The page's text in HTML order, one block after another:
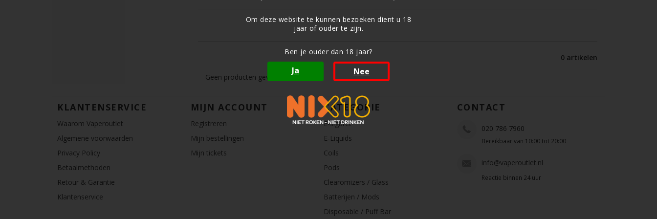
Om deze website te kunnen bezoeken dient u 18
jaar of ouder te zijn.
Ben je ouder dan 18 jaar?
Ja Nee
0 artikelen
Geen producten gevonden!...
KLANTENSERVICE
Waarom Vaperoutlet
Algemene voorwaarden
Privacy Policy
Betaalmethoden
Retour & Garantie
Klantenservice
MIJN ACCOUNT
Registreren
Mijn bestellingen
Mijn tickets
CATEGORIE
E-sigaret
E-Liquids
Coils
Pods
Clearomizers / Glass
Batterijen / Mods
Disposable / Puff Bar
CONTACT
020 786 7960
Bereikbaar van 10:00 tot 20:00
info@vaperoutlet.nl
Reactie binnen 24 uur